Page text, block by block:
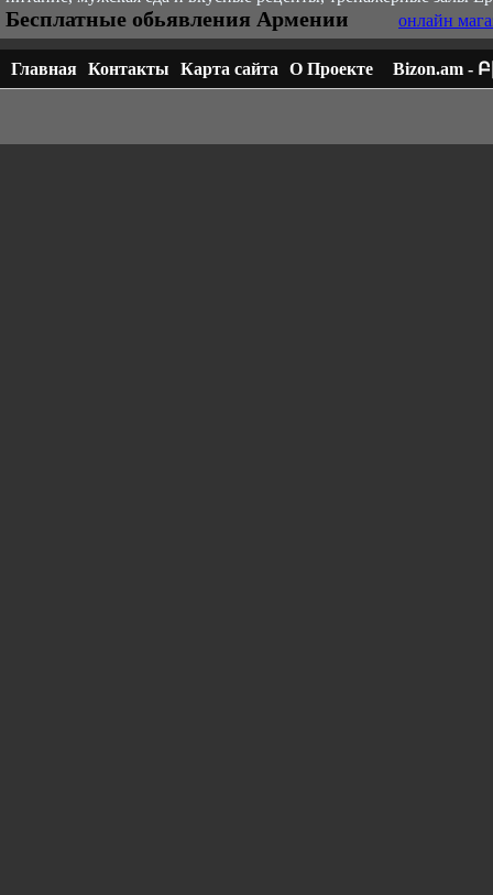
Бесплатные обьявления Армении онлайн
Главная Контакты Карта сайта О Проекте Bizon.am -